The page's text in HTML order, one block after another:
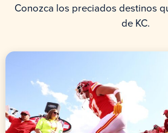
Conozca los preciados destinos
de KC.